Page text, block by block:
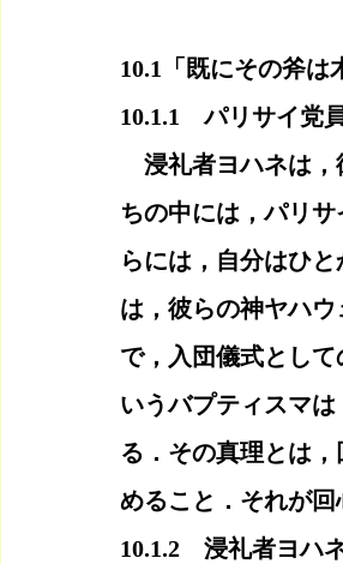
10.1「既にその斧は
10.1.1　パリサイ党
浸礼者ヨハネは，
ちの中には，パリ
らには，自分はひ
は，彼らの神ヤハ
で，入団儀式とし
いうバプティスマ
る．その真理とは
めること．それが回
10.1.2　浸礼者ヨハ